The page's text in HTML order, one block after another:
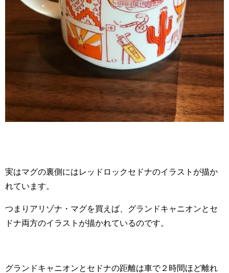
実はマグの裏側にはレッドロックセドナのイラストが描か
れています。
つまりアリゾナ・マグを買えば、グランドキャニオンとセ
ドナ両方のイラストが描かれているのです。
グランドキャニオンとセドナの距離は車で２時間ほど離れ